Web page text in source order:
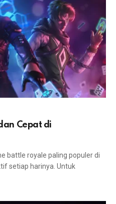
Cepat di
battle royale paling populer di
setiap harinya. Untuk